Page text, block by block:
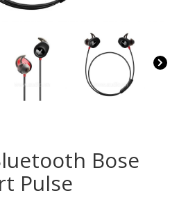
Bose
Pulse